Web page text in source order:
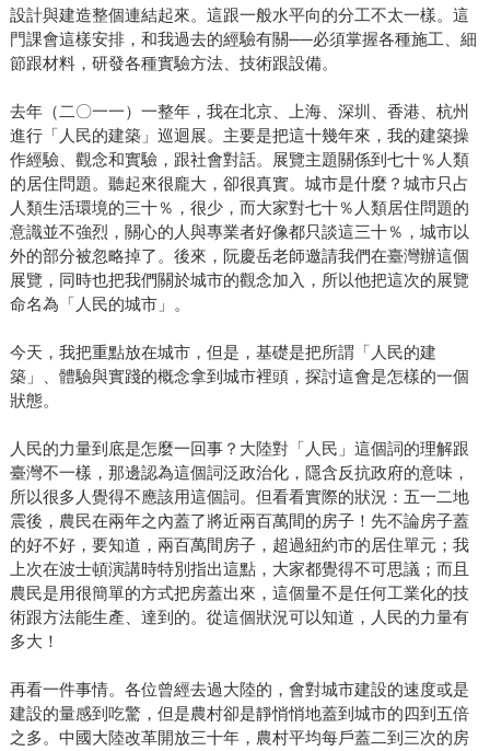
設計與建造整個連結起來。這跟一般水平向的分工不太一樣。這
門課會這樣安排，和我過去的經驗有關──必須掌握各種施工、細
節跟材料，研發各種實驗方法、技術跟設備。
去年（二〇一一）一整年，我在北京、上海、深圳、香港、杭州
進行「人民的建築」巡迴展。主要是把這十幾年來，我的建築操
作經驗、觀念和實驗，跟社會對話。展覽主題關係到七十％人類
的居住問題。聽起來很龐大，卻很真實。城市是什麼？城市只占
人類生活環境的三十％，很少，而大家對七十％人類居住問題的
意識並不強烈，關心的人與專業者好像都只談這三十％，城市以
外的部分被忽略掉了。後來，阮慶岳老師邀請我們在臺灣辦這個
展覽，同時也把我們關於城市的觀念加入，所以他把這次的展覽
命名為「人民的城市」。
今天，我把重點放在城市，但是，基礎是把所謂「人民的建
築」、體驗與實踐的概念拿到城市裡頭，探討這會是怎樣的一個
狀態。
人民的力量到底是怎麼一回事？大陸對「人民」這個詞的理解跟
臺灣不一樣，那邊認為這個詞泛政治化，隱含反抗政府的意味，
所以很多人覺得不應該用這個詞。但看看實際的狀況：五一二地
震後，農民在兩年之內蓋了將近兩百萬間的房子！先不論房子蓋
的好不好，要知道，兩百萬間房子，超過紐約市的居住單元；我
上次在波士頓演講時特別指出這點，大家都覺得不可思議；而且
農民是用很簡單的方式把房蓋出來，這個量不是任何工業化的技
術跟方法能生產、達到的。從這個狀況可以知道，人民的力量有
多大！
再看一件事情。各位曾經去過大陸的，會對城市建設的速度或是
建設的量感到吃驚，但是農村卻是靜悄悄地蓋到城市的四到五倍
之多。中國大陸改革開放三十年，農村平均每戶蓋二到三次的房